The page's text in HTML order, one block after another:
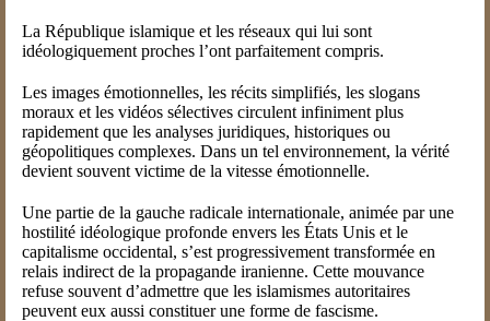
La République islamique et les réseaux qui lui sont
idéologiquement proches l’ont parfaitement compris.
Les images émotionnelles, les récits simplifiés, les slogans
moraux et les vidéos sélectives circulent infiniment plus
rapidement que les analyses juridiques, historiques ou
géopolitiques complexes. Dans un tel environnement, la vérité
devient souvent victime de la vitesse émotionnelle.
Une partie de la gauche radicale internationale, animée par une
hostilité idéologique profonde envers les États Unis et le
capitalisme occidental, s’est progressivement transformée en
relais indirect de la propagande iranienne. Cette mouvance
refuse souvent d’admettre que les islamismes autoritaires
peuvent eux aussi constituer une forme de fascisme.